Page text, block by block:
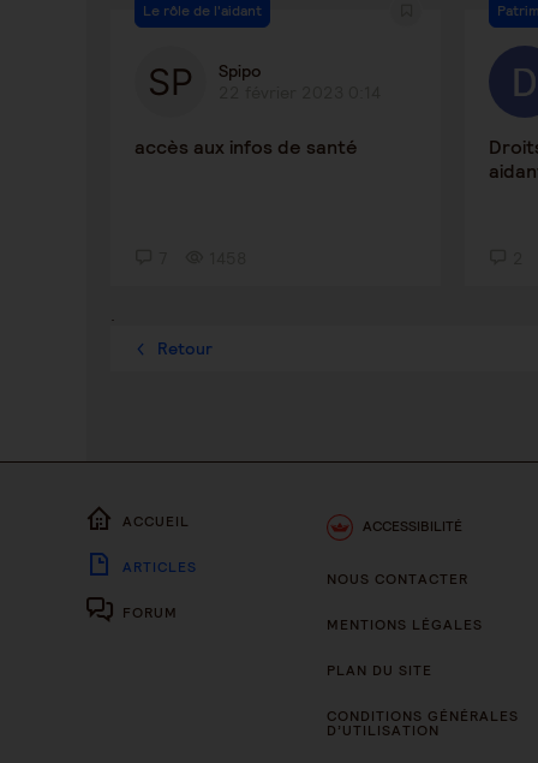
Le rôle de l'aidant
Spipo
accès aux infos de santé
.
Retour
ACCUEIL
ARTICLES
FORUM
ACCESSIBILITÉ
NOUS CONTACTER
MENTIONS LÉGALES
PLAN DU SITE
CONDITIONS GÉNÉRALES
D’UTILISATION